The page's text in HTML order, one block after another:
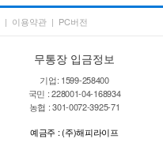
| 이용약관 | PC버전
무통장 입금정보
기업: 1599-258400
국민 : 228001-04-168934
농협 : 301-0072-3925-71
예금주 : (주)해피라이프